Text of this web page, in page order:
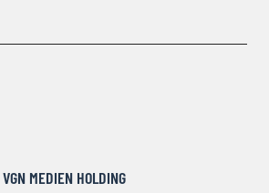
VGN MEDIEN HOLDING